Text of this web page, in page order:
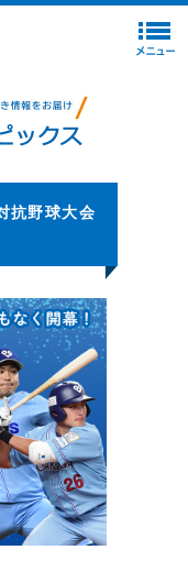
抗野球大会